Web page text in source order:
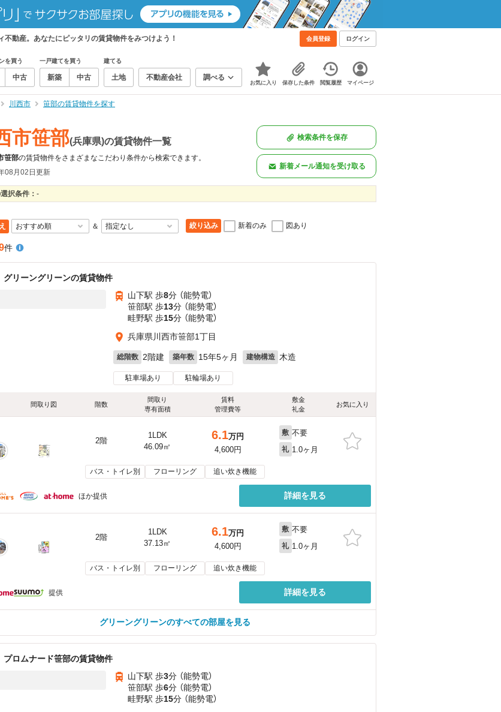
動産。あなたにピッタリの賃貸物件をみつけよう！ 会員登録 ログイン
を買う
中古
一戸建てを買う
新築 中古
建てる
土地 不動産会社 調べる
お気に入り 保存した条件 閲覧履歴 マイページ
川西市 笹部の賃貸物件を探す
市笹部(兵庫県)の賃貸物件一覧
笹部の賃貸物件をさまざまなこだわり条件から検索できます。
08月02日更新
検索条件を保存
新着メール通知を受け取る
択条件： -
＆ 絞り込み 新着のみ 図あり
件
グリーングリーンの賃貸物件
山下駅 歩8分 （能勢電）
笹部駅 歩13分 （能勢電）
畦野駅 歩15分 （能勢電）
兵庫県川西市笹部1丁目
総階数 2階建 築年数 15年5ヶ月 建物構造 木造
駐車場あり 駐輪場あり
間取り図 階数
間取り
専有面積
賃料
管理費等
敷金
礼金
お気に入り
2階
1LDK
46.09㎡
6.1万円
4,600円
敷 不要
礼 1.0ヶ月
バス・トイレ別 フローリング 追い炊き機能
ほか提供 詳細を見る
2階
1LDK
37.13㎡
6.1万円
4,600円
敷 不要
礼 1.0ヶ月
バス・トイレ別 フローリング 追い炊き機能
提供 詳細を見る
グリーングリーンのすべての部屋を見る
プロムナード笹部の賃貸物件
山下駅 歩3分 （能勢電）
笹部駅 歩6分 （能勢電）
畦野駅 歩15分 （能勢電）